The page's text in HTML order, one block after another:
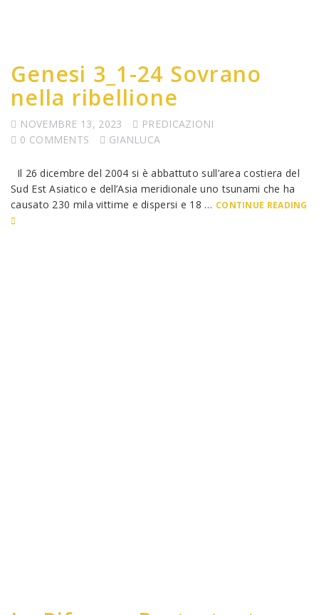
Genesi 3_1-24 Sovrano
nella ribellione
NOVEMBRE 13, 2023
PREDICAZIONI
0 COMMENTS
GIANLUCA
Il 26 dicembre del 2004 si è abbattuto sull’area costiera del
Sud Est Asiatico e dell’Asia meridionale uno tsunami che ha
causato 230 mila vittime e dispersi e 18 … CONTINUE READING